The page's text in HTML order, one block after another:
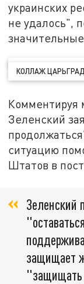
украинских
не удалось",
КОЛЛАЖ
Комментируя
Зеленский
ситуацию
Штатов в
Зеленский
защищает
"защищать